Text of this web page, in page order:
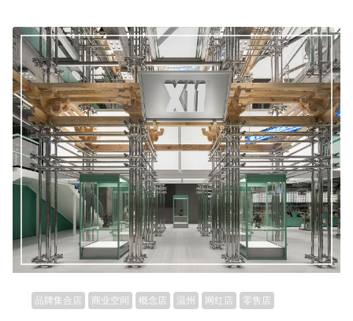
品牌集合店 商业空间 概念店 温州 网红店 零售店